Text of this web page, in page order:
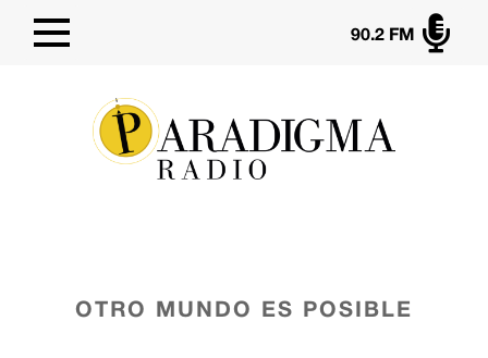

90.2 FM
OTRO MUNDO ES POSIBLE